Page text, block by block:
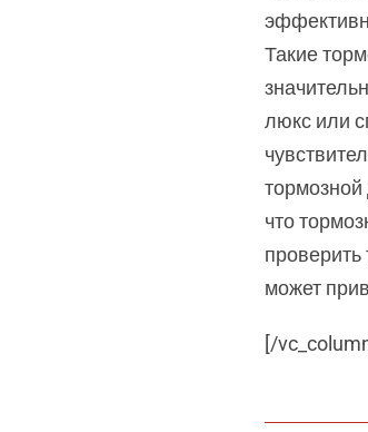
Такие
люкс или
тормозной
что
может
[/